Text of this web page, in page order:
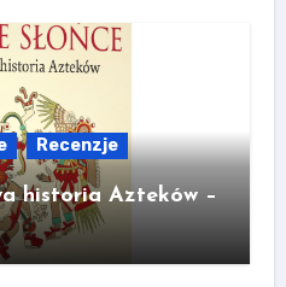
Recenzje
historia Azteków –